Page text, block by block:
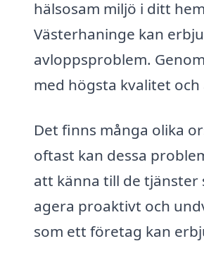
hälsosam miljö i ditt
Västerhaninge kan
avloppsproblem.
med högsta kvalitet
Det finns många olika
oftast kan dessa
att känna till de
agera proaktivt och
som ett företag kan